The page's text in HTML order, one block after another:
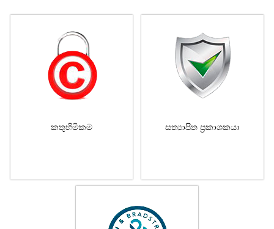
කතුහිමිකම සත්‍යාපිත ප්‍රකාශකයා